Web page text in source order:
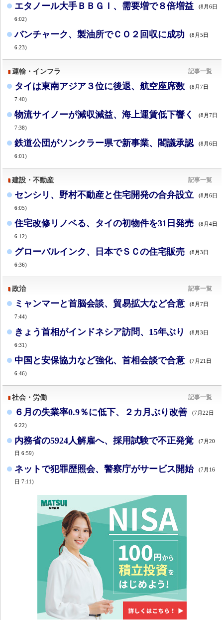
エタノール大手ＢＢＧＩ、需要増で８倍増益 (8月6日
6:02)
バンチャーク、製油所でＣＯ２回収に成功 (8月5日
6:23)
運輸・インフラ 記事一覧
タイは東南アジア３位に後退、航空座席数 (8月7日
7:40)
物流サイノーが減収減益、海上運賃低下響く (8月7日
7:38)
鉄道公団がソンクラー県で新事業、閣議承認 (8月6日
6:01)
建設・不動産 記事一覧
センシリ、野村不動産と住宅開発の合弁設立 (8月6日
6:05)
住宅改修リノベる、タイの初物件を31日発売 (8月4日
6:12)
グローバルインク、日本でＳＣの住宅販売 (8月3日
6:36)
政治 記事一覧
ミャンマーと首脳会談、貿易拡大など合意 (8月7日
7:44)
きょう首相がインドネシア訪問、15年ぶり (8月3日
6:31)
中国と安保協力など強化、首相会談で合意 (7月21日
6:46)
社会・労働 記事一覧
６月の失業率0.9％に低下、２カ月ぶり改善 (7月22日
6:22)
内務省の5924人解雇へ、採用試験で不正発覚
(7月20
日 6:59)
ネットで犯罪歴照会、警察庁がサービス開始
(7月16
日 7:11)